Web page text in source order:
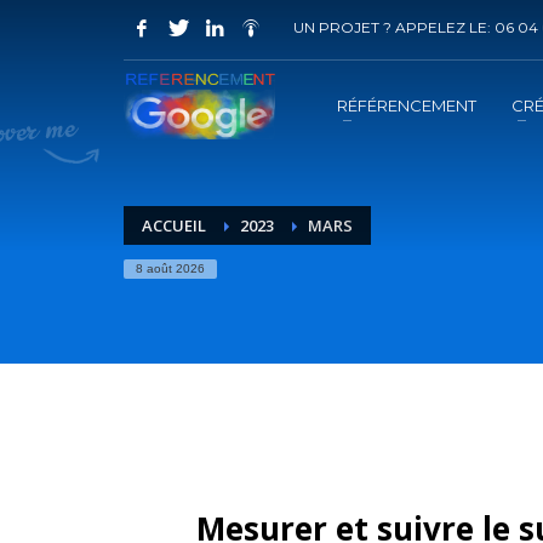
COMMENT ACHETER UN PRESTATION
1 Choisir la prestation
Vous recevrez sous 5 jours ouvrés un mail de
UN PROJET ? APPELEZ LE: 06 04
RÉFÉRENCEMENT
ACCUEIL 2023 MARS
8 août 2026
Mesurer et suivre le